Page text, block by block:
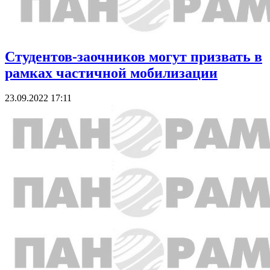
Студентов-заочников могут призвать в
рамках частичной мобилизации
23.09.2022 17:11